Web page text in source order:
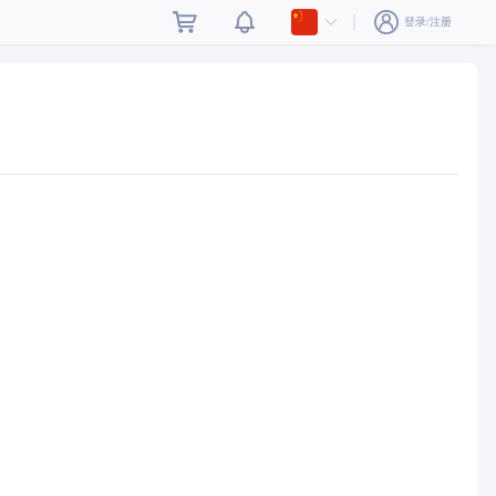
登录/注册